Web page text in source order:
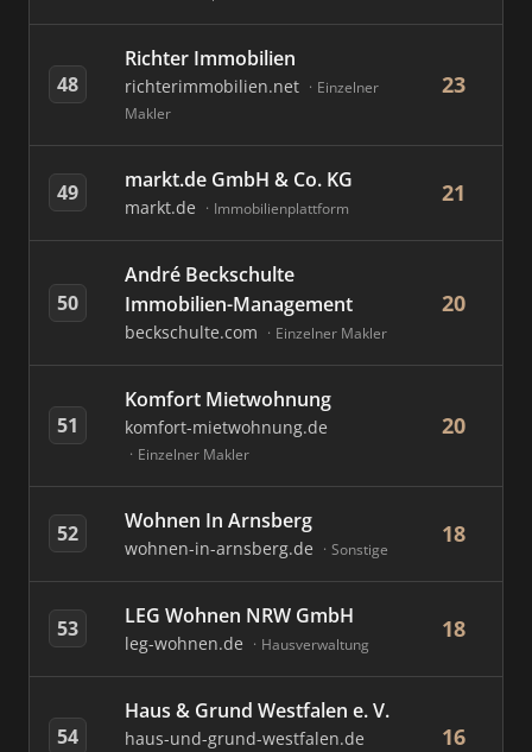
48
Richter Immobilien
richterimmobilien.net
Einzelner
Makler
23
49 markt.de GmbH & Co. KG
markt.de Immobilienplattform
21
50
André Beckschulte
Immobilien-Management
beckschulte.com Einzelner Makler
20
51
Komfort Mietwohnung
komfort-mietwohnung.de
Einzelner Makler
20
52 Wohnen In Arnsberg
wohnen-in-arnsberg.de Sonstige
18
53 LEG Wohnen NRW GmbH
leg-wohnen.de Hausverwaltung
18
54
Haus & Grund Westfalen e. V.
haus-und-grund-westfalen.de 16